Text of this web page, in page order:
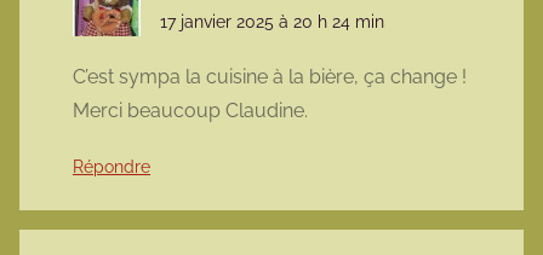
17 janvier 2025 à 20 h 24 min
C’est sympa la cuisine à la bière, ça change !
Merci beaucoup Claudine.
Répondre